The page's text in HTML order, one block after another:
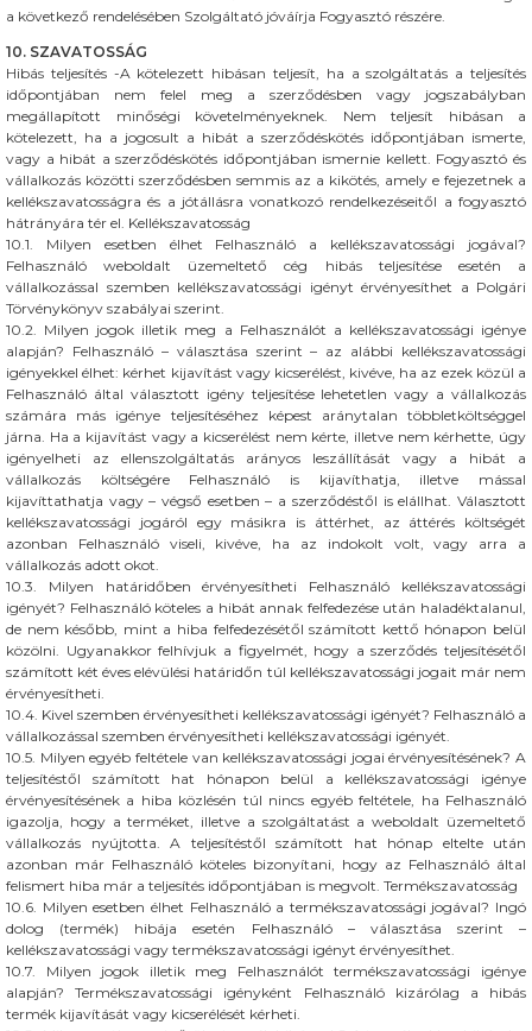
a következő rendelésében Szolgáltató jóváírja Fogyasztó részére.
10. SZAVATOSSÁG
Hibás teljesítés -A kötelezett hibásan teljesít, ha a szolgáltatás a teljesítés
időpontjában nem felel meg a szerződésben vagy jogszabályban
megállapított minőségi követelményeknek. Nem teljesít hibásan a
kötelezett, ha a jogosult a hibát a szerződéskötés időpontjában ismerte,
vagy a hibát a szerződéskötés időpontjában ismernie kellett. Fogyasztó és
vállalkozás közötti szerződésben semmis az a kikötés, amely e fejezetnek a
kellékszavatosságra és a jótállásra vonatkozó rendelkezéseitől a fogyasztó
hátrányára tér el. Kellékszavatosság
10.1. Milyen esetben élhet Felhasználó a kellékszavatossági jogával?
Felhasználó weboldalt üzemeltető cég hibás teljesítése esetén a
vállalkozással szemben kellékszavatossági igényt érvényesíthet a Polgári
Törvénykönyv szabályai szerint.
10.2. Milyen jogok illetik meg a Felhasználót a kellékszavatossági igénye
alapján? Felhasználó – választása szerint – az alábbi kellékszavatossági
igényekkel élhet: kérhet kijavítást vagy kicserélést, kivéve, ha az ezek közül a
Felhasználó által választott igény teljesítése lehetetlen vagy a vállalkozás
számára más igénye teljesítéséhez képest aránytalan többletköltséggel
járna. Ha a kijavítást vagy a kicserélést nem kérte, illetve nem kérhette, úgy
igényelheti az ellenszolgáltatás arányos leszállítását vagy a hibát a
vállalkozás költségére Felhasználó is kijavíthatja, illetve mással
kijavíttathatja vagy – végső esetben – a szerződéstől is elállhat. Választott
kellékszavatossági jogáról egy másikra is áttérhet, az áttérés költségét
azonban Felhasználó viseli, kivéve, ha az indokolt volt, vagy arra a
vállalkozás adott okot.
10.3. Milyen határidőben érvényesítheti Felhasználó kellékszavatossági
igényét? Felhasználó köteles a hibát annak felfedezése után haladéktalanul,
de nem később, mint a hiba felfedezésétől számított kettő hónapon belül
közölni. Ugyanakkor felhívjuk a figyelmét, hogy a szerződés teljesítésétől
számított két éves elévülési határidőn túl kellékszavatossági jogait már nem
érvényesítheti.
10.4. Kivel szemben érvényesítheti kellékszavatossági igényét? Felhasználó a
vállalkozással szemben érvényesítheti kellékszavatossági igényét.
10.5. Milyen egyéb feltétele van kellékszavatossági jogai érvényesítésének? A
teljesítéstől számított hat hónapon belül a kellékszavatossági igénye
érvényesítésének a hiba közlésén túl nincs egyéb feltétele, ha Felhasználó
igazolja, hogy a terméket, illetve a szolgáltatást a weboldalt üzemeltető
vállalkozás nyújtotta. A teljesítéstől számított hat hónap eltelte után
azonban már Felhasználó köteles bizonyítani, hogy az Felhasználó által
felismert hiba már a teljesítés időpontjában is megvolt. Termékszavatosság
10.6. Milyen esetben élhet Felhasználó a termékszavatossági jogával? Ingó
dolog (termék) hibája esetén Felhasználó – választása szerint –
kellékszavatossági vagy termékszavatossági igényt érvényesíthet.
10.7. Milyen jogok illetik meg Felhasználót termékszavatossági igénye
alapján? Termékszavatossági igényként Felhasználó kizárólag a hibás
termék kijavítását vagy kicserélését kérheti.